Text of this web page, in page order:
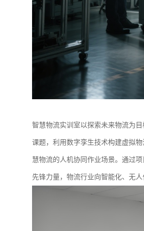
智慧物流实训室以探索未来物流为
课题，利用数字孪生技术构建虚拟
慧物流的人机协同作业场景。通过
先锋力量，物流行业向智能化、无人